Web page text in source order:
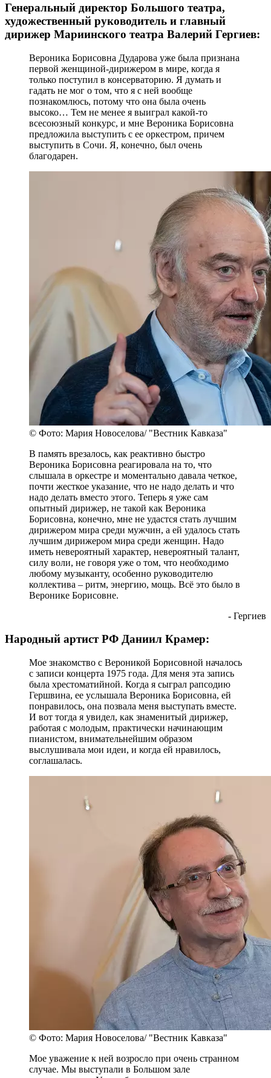
Генеральный директор Большого театра,
художественный руководитель и главный
дирижер Мариинского театра Валерий Гергиев:
Вероника Борисовна Дударова уже была признана
первой женщиной-дирижером в мире, когда я
только поступил в консерваторию. Я думать и
гадать не мог о том, что я с ней вообще
познакомлюсь, потому что она была очень
высоко… Тем не менее я выиграл какой-то
всесоюзный конкурс, и мне Вероника Борисовна
предложила выступить с ее оркестром, причем
выступить в Сочи. Я, конечно, был очень
благодарен.
© Фото: Мария Новоселова/ "Вестник Кавказа"
В память врезалось, как реактивно быстро
Вероника Борисовна реагировала на то, что
слышала в оркестре и моментально давала четкое,
почти жесткое указание, что не надо делать и что
надо делать вместо этого. Теперь я уже сам
опытный дирижер, не такой как Вероника
Борисовна, конечно, мне не удастся стать лучшим
дирижером мира среди мужчин, а ей удалось стать
лучшим дирижером мира среди женщин. Надо
иметь невероятный характер, невероятный талант,
силу воли, не говоря уже о том, что необходимо
любому музыканту, особенно руководителю
коллектива – ритм, энергию, мощь. Всё это было в
Веронике Борисовне.
- Гергиев
Народный артист РФ Даниил Крамер:
Мое знакомство с Вероникой Борисовной началось
с записи концерта 1975 года. Для меня эта запись
была хрестоматийной. Когда я сыграл рапсодию
Гершвина, ее услышала Вероника Борисовна, ей
понравилось, она позвала меня выступать вместе.
И вот тогда я увидел, как знаменитый дирижер,
работая с молодым, практически начинающим
пианистом, внимательнейшим образом
выслушивала мои идеи, и когда ей нравилось,
соглашалась.
© Фото: Мария Новоселова/ "Вестник Кавказа"
Мое уважение к ней возросло при очень странном
случае. Мы выступали в Большом зале